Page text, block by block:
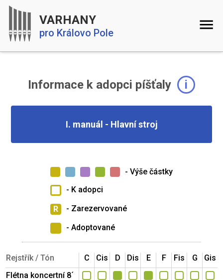
VARHANY
pro Královo Pole
Informace k adopci píšťaly i
I. manuál - Hlavní stroj
- Výše částky
- K adopci
R
- Zarezervované
- Adoptované
Rejstřík / Tón C Cis D Dis E F Fis G
Gis
Flétna koncertní 8´